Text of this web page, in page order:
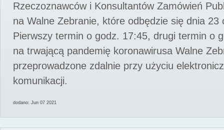
Rzeczoznawców i Konsultantów Zamówień
na Walne Zebranie, które odbędzie się dnia 23
Pierwszy termin o godz. 17:45, drugi termin o
na trwającą pandemię koronawirusa Walne
przeprowadzone zdalnie przy użyciu
komunikacji.
dodano: Jun 07 2021